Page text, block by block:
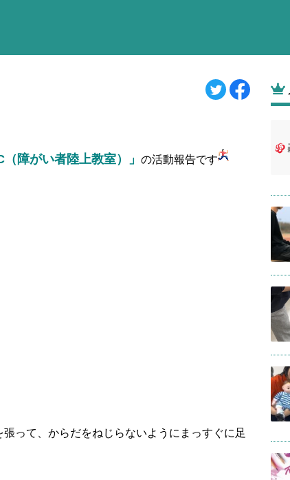
（障がい者陸上教室）」 の活動報告です
って、からだをねじらないようにまっすぐに足